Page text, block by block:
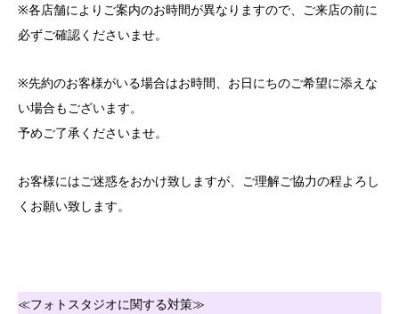
※各店舗によりご案内のお時間が異なりますので、ご来店の前に
必ずご確認くださいませ。
※先約のお客様がいる場合はお時間、お日にちのご希望に添えな
い場合もございます。
予めご了承くださいませ。
お客様にはご迷惑をおかけ致しますが、ご理解ご協力の程よろし
くお願い致します。
≪フォトスタジオに関する対策≫